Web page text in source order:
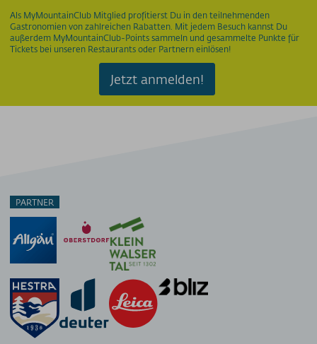
Als MyMountainClub Mitglied profitierst Du in den teilnehmenden
Gastronomien von zahlreichen Rabatten. Mit jedem Besuch kannst Du
außerdem MyMountainClub-Points sammeln und gesammelte Punkte für
Tickets bei unseren Restaurants oder Partnern einlösen!
Jetzt anmelden!
PARTNER